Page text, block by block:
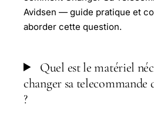
Avidsen — guide pratique et
aborder cette question.
Quel est le matériel
changer sa telecommande
?